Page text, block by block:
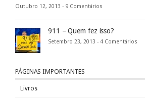
Outubro 12, 2013 - 9 Comentários
911 – Quem fez isso?
Setembro 23, 2013 - 4 Comentários
PÁGINAS IMPORTANTES
Livros